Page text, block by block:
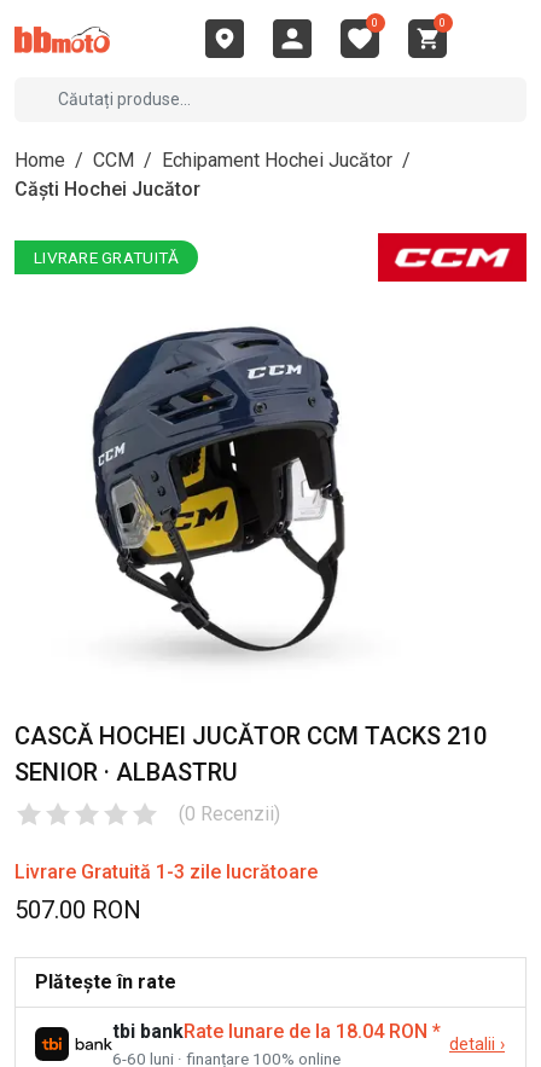
0 0
Home / CCM / Echipament Hochei Jucător /
Căști Hochei Jucător
LIVRARE GRATUITĂ
CASCĂ HOCHEI JUCĂTOR CCM TACKS 210
SENIOR · ALBASTRU
(0 Recenzii)
Livrare Gratuită 1-3 zile lucrătoare
507.00 RON
Plătește în rate
tbi bankRate lunare de la 18.04 RON *
6-60 luni · finanțare 100% online
detalii ›